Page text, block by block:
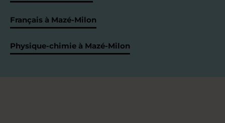
Français à Mazé-Milon
Physique-chimie à Mazé-Milon